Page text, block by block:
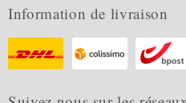
Information de livraison